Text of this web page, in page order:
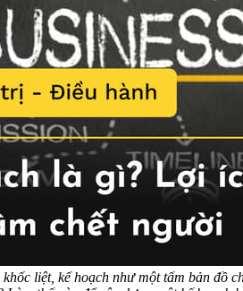
liệt, kế hoạch như một tấm bản đồ